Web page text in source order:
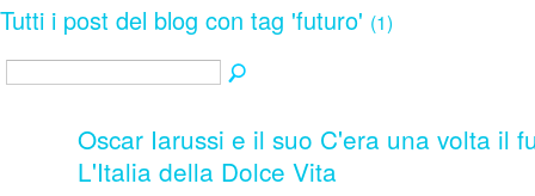
Tutti i post del blog con tag 'futuro' (1)
Oscar Iarussi e il suo C'era una volta il
L'Italia della Dolce Vita